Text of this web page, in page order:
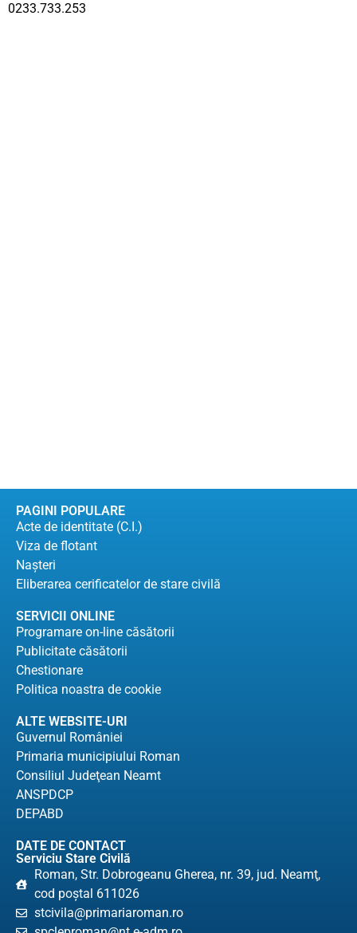
0233.733.253
PAGINI POPULARE
Acte de identitate (C.I.)
Viza de flotant
Naşteri
Eliberarea cerificatelor de stare civilă
SERVICII ONLINE
Programare on-line căsătorii
Publicitate căsătorii
Chestionare
Politica noastra de cookie
ALTE WEBSITE-URI
Guvernul României
Primaria municipiului Roman
Consiliul Judeţean Neamt
ANSPDCP
DEPABD
DATE DE CONTACT
Serviciu Stare Civilă
Roman, Str. Dobrogeanu Gherea, nr. 39, jud. Neamţ,
cod poştal 611026
stcivila@primariaroman.ro